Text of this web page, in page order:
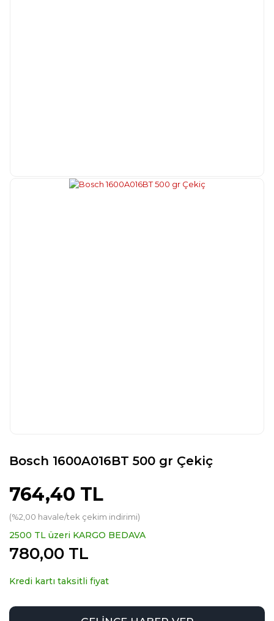
Bosch 1600A016BT 500 gr Çekiç
764,40 TL
(%2,00 havale/tek çekim indirimi)
2500 TL üzeri KARGO BEDAVA
780,00 TL
Kredi kartı taksitli fiyat